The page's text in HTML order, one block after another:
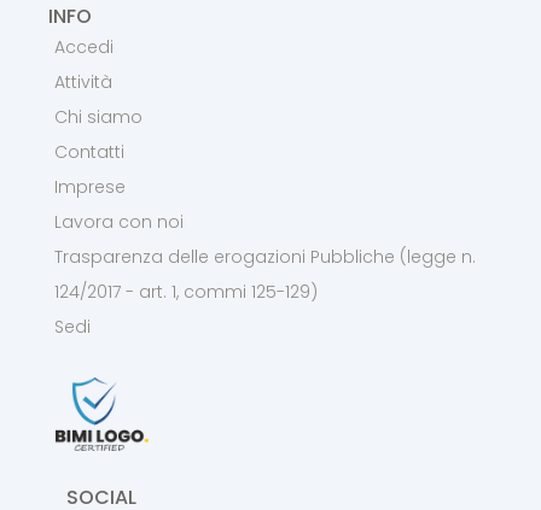
INFO
Accedi
Attività
Chi siamo
Contatti
Imprese
Lavora con noi
Trasparenza delle erogazioni Pubbliche (legge n.
124/2017 - art. 1, commi 125-129)
Sedi
SOCIAL